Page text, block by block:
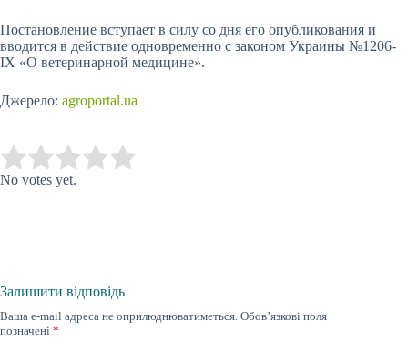
Постановление вступает в силу со дня его опубликования и
вводится в действие одновременно с законом Украины №1206-
IX «О ветеринарной медицине».
Джерело: agroportal.ua
Rate this item:
No votes yet.
Залишити відповідь
Ваша e-mail адреса не оприлюднюватиметься. Обов’язкові поля
позначені *